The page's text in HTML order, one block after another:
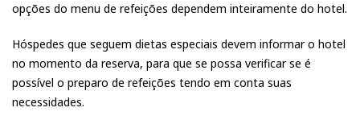
opções do menu de refeições dependem inteiramente do hotel.
Hóspedes que seguem dietas especiais devem informar o hotel
no momento da reserva, para que se possa verificar se é
possível o preparo de refeições tendo em conta suas
necessidades.